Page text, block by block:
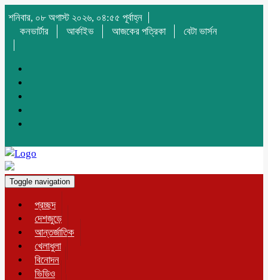
শনিবার, ০৮ অগাস্ট ২০২৬, ০৪:৫৫ পূর্বাহ্ন
কনভার্টার
আর্কাইভ আজকের পত্রিকা বেটা ভার্সন
Toggle navigation
প্রচ্ছদ
দেশজুড়ে
আন্তর্জাতিক
খেলাধুলা
বিনোদন
ভিডিও